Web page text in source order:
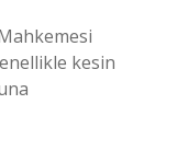
kesin